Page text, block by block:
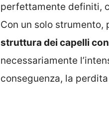
perfettamente definiti,
Con un solo
struttura dei capelli
necessariamente
conseguenza, la